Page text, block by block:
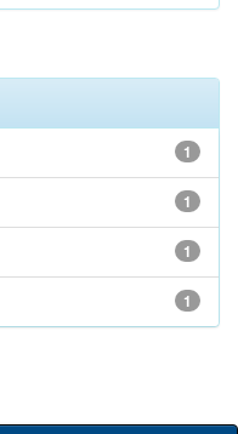
1
1
1
1